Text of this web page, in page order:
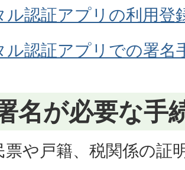
ル認証アプリの利用登
ル認証アプリでの署名
名が必要な手
票や戸籍、税関係の証